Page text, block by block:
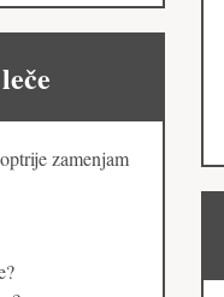
zamenjam